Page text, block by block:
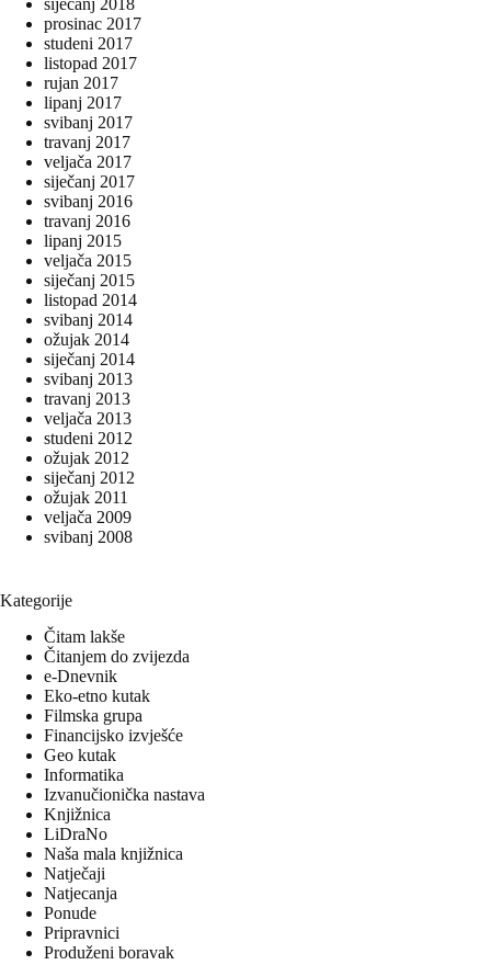
siječanj 2018
prosinac 2017
studeni 2017
listopad 2017
rujan 2017
lipanj 2017
svibanj 2017
travanj 2017
veljača 2017
siječanj 2017
svibanj 2016
travanj 2016
lipanj 2015
veljača 2015
siječanj 2015
listopad 2014
svibanj 2014
ožujak 2014
siječanj 2014
svibanj 2013
travanj 2013
veljača 2013
studeni 2012
ožujak 2012
siječanj 2012
ožujak 2011
veljača 2009
svibanj 2008
Kategorije
Čitam lakše
Čitanjem do zvijezda
e-Dnevnik
Eko-etno kutak
Filmska grupa
Financijsko izvješće
Geo kutak
Informatika
Izvanučionička nastava
Knjižnica
LiDraNo
Naša mala knjižnica
Natječaji
Natjecanja
Ponude
Pripravnici
Produženi boravak